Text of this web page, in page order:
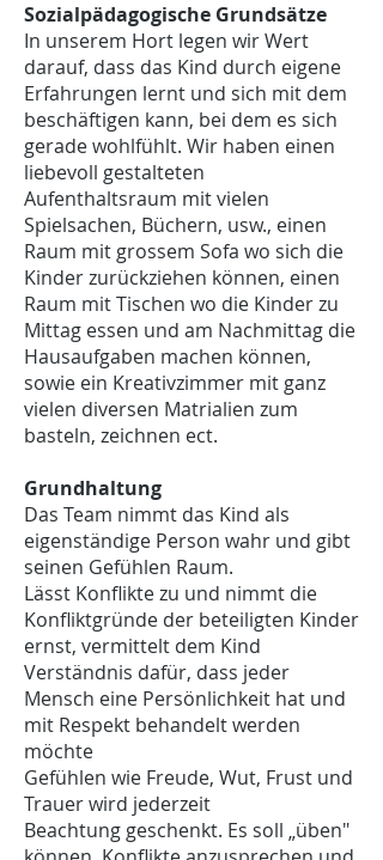
Sozialpädagogische Grundsätze
In unserem Hort legen wir Wert
darauf, dass das Kind durch eigene
Erfahrungen lernt und sich mit dem
beschäftigen kann, bei dem es sich
gerade wohlfühlt. Wir haben einen
liebevoll gestalteten
Aufenthaltsraum mit vielen
Spielsachen, Büchern, usw., einen
Raum mit grossem Sofa wo sich die
Kinder zurückziehen können, einen
Raum mit Tischen wo die Kinder zu
Mittag essen und am Nachmittag die
Hausaufgaben machen können,
sowie ein Kreativzimmer mit ganz
vielen diversen Matrialien zum
basteln, zeichnen ect.
Grundhaltung
Das Team nimmt das Kind als
eigenständige Person wahr und gibt
seinen Gefühlen Raum.
Lässt Konflikte zu und nimmt die
Konfliktgründe der beteiligten Kinder
ernst, vermittelt dem Kind
Verständnis dafür, dass jeder
Mensch eine Persönlichkeit hat und
mit Respekt behandelt werden
möchte
Gefühlen wie Freude, Wut, Frust und
Trauer wird jederzeit
Beachtung geschenkt. Es soll „üben"